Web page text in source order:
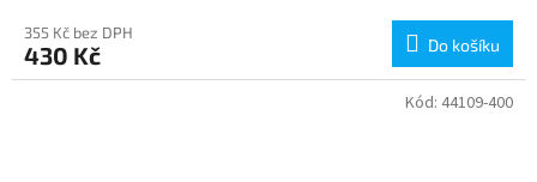
355 Kč bez DPH
430 Kč Do košíku
Kód: 44109-400